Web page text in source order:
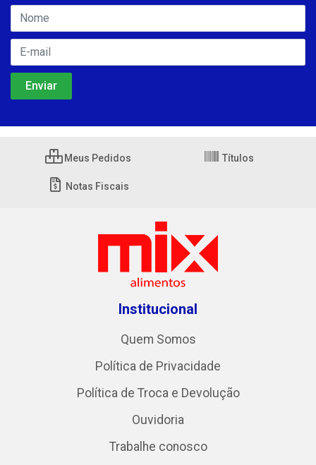
Meus Pedidos Títulos
Notas Fiscais
Institucional
Quem Somos
Política de Privacidade
Política de Troca e Devolução
Ouvidoria
Trabalhe conosco